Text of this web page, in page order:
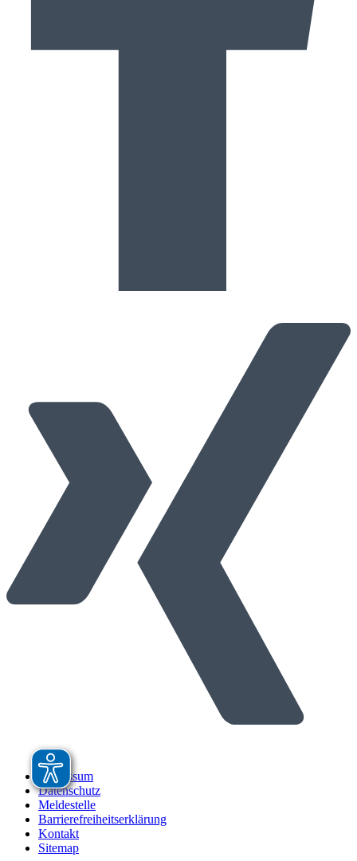
Impressum
Datenschutz
Meldestelle
Barrierefreiheitserklärung
Kontakt
Sitemap